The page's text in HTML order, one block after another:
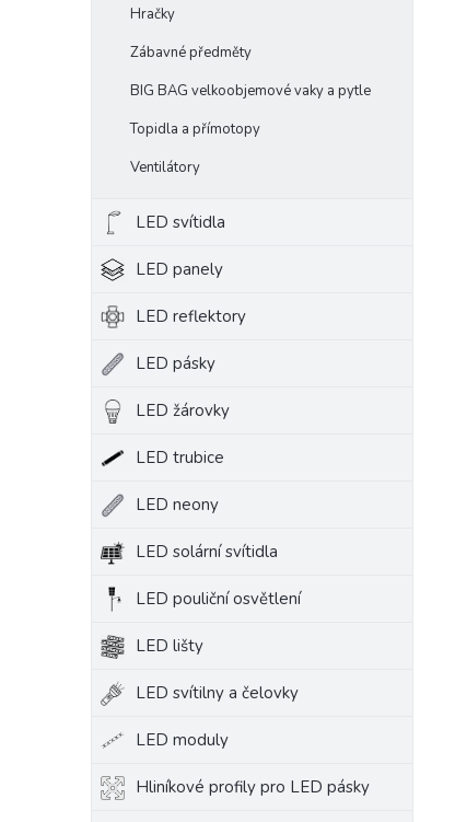
Hračky
Zábavné předměty
BIG BAG velkoobjemové vaky a pytle
Topidla a přímotopy
Ventilátory
LED svítidla
LED panely
LED reflektory
LED pásky
LED žárovky
LED trubice
LED neony
LED solární svítidla
LED pouliční osvětlení
LED lišty
LED svítilny a čelovky
LED moduly
Hliníkové profily pro LED pásky